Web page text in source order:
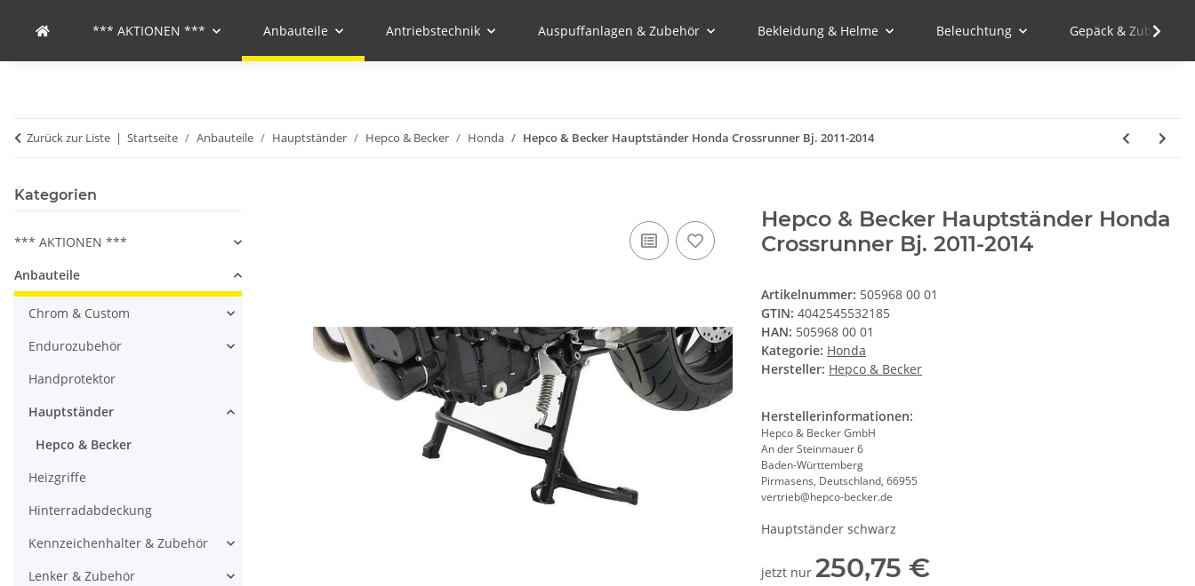
*** AKTIONEN *** Anbauteile Antriebstechnik Auspuffanlagen & Zubehör Bekleidung & Helme Beleuchtung Gepäck & Zubehör
Zurück zur Liste Startseite Anbauteile Hauptständer Hepco & Becker Honda Hepco & Becker Hauptständer Honda Crossrunner Bj. 2011-2014
Hepco & Becker Hauptständer Honda
Crossrunner Bj. 2011-2014
Artikelnummer: 505968 00 01
GTIN: 4042545532185
HAN: 505968 00 01
Kategorie: Honda
Hersteller: Hepco & Becker
Herstellerinformationen:
Hepco & Becker GmbH
An der Steinmauer 6
Baden-Württemberg
Pirmasens, Deutschland, 66955
vertrieb@hepco-becker.de
Hauptständer schwarz
jetzt nur 250,75 €
Kategorien
*** AKTIONEN ***
Anbauteile
Chrom & Custom
Endurozubehör
Handprotektor
Hauptständer
Hepco & Becker
Heizgriffe
Hinterradabdeckung
Kennzeichenhalter & Zubehör
Lenker & Zubehör